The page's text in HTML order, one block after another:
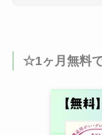
☆1ヶ月無料